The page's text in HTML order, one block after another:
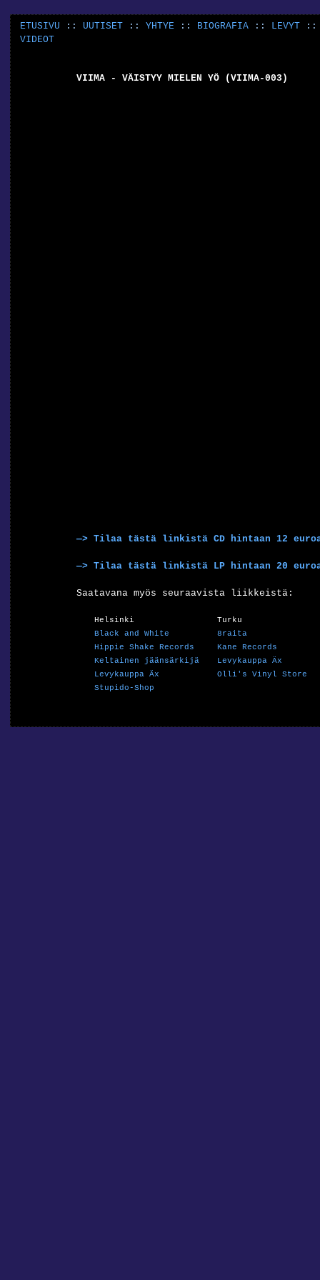
ETUSIVU :: UUTISET :: YHTYE :: BIOGRAFIA :: LEVYT
VIDEOT
VIIMA - VÄISTYY MIELEN YÖ (VIIMA-003)
—> Tilaa tästä linkistä CD hintaan 12
—> Tilaa tästä linkistä LP hintaan 20
Saatavana myös seuraavista liikkeistä:
Helsinki
Turku
Black and White
8raita
Hippie Shake Records
Kane Records
Keltainen jäänsärkijä
Levykauppa Äx
Levykauppa Äx
Olli's Vinyl Store
Stupido-Shop